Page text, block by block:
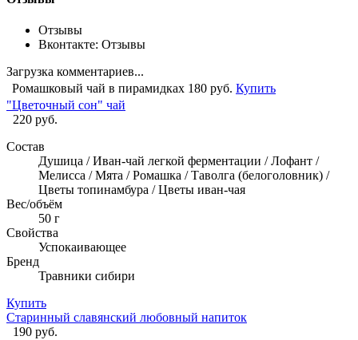
Отзывы
Вконтакте: Отзывы
Загрузка комментариев...
Ромашковый чай в пирамидках 180 руб. Купить
"Цветочный сон" чай
220 руб.
Состав
Душица / Иван-чай легкой ферментации / Лофант /
Мелисса / Мята / Ромашка / Таволга (белоголовник) /
Цветы топинамбура / Цветы иван-чая
Вес/объём
50 г
Свойства
Успокаивающее
Бренд
Травники сибири
Купить
Старинный славянский любовный напиток
190 руб.